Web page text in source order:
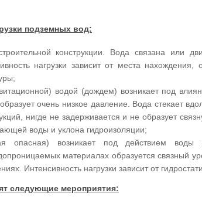
подземных вод:
конструкции. Вода связана или
нагрузки зависит от места нахождения,
водой (дождем) возникает под
очень низкое давление. Вода стекает
нигде не задерживается и не образует
воды и уклона гидроизоляции;
опасная) возникает под действием
материалах образуется связный
Интенсивность нагрузки зависит от
следующие мероприятия: